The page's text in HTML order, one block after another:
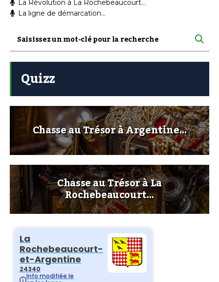
La Révolution à La Rochebeaucourt…
La ligne de démarcation…
Quizz
Chasse au Trésor à Argentine…
Chasse au Trésor à La
Rochebeaucourt…